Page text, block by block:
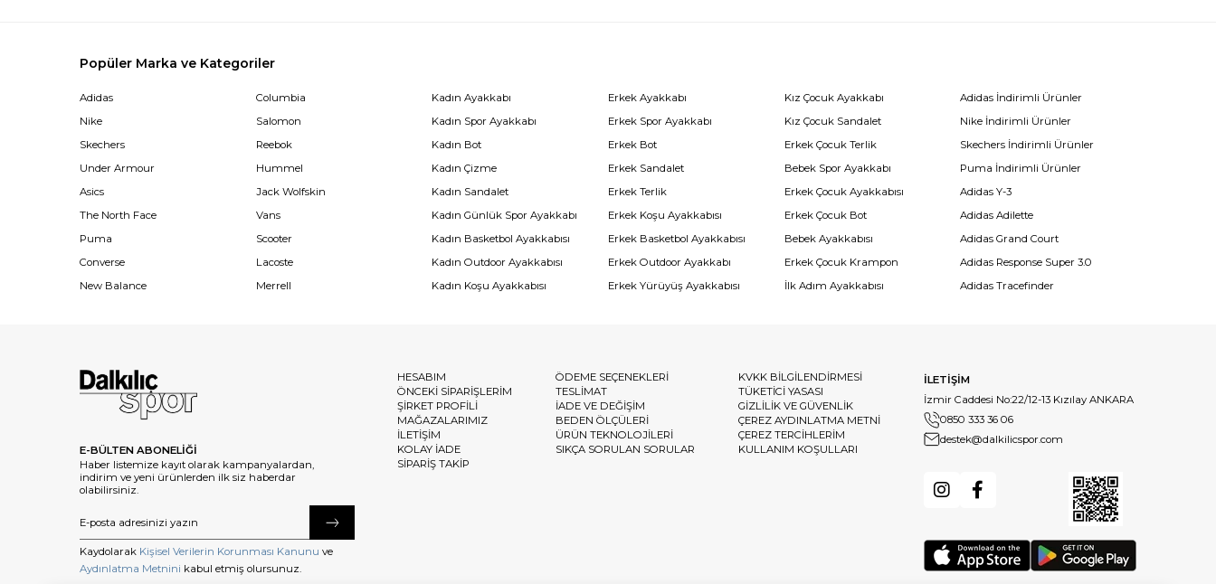
Popüler Marka ve Kategoriler
Adidas
Nike
Skechers
Under Armour
Asics
The North Face
Puma
Converse
New Balance
Columbia
Salomon
Reebok
Hummel
Jack Wolfskin
Vans
Scooter
Lacoste
Merrell
Kadın Ayakkabı
Kadın Spor Ayakkabı
Kadın Bot
Kadın Çizme
Kadın Sandalet
Kadın Günlük Spor Ayakkabı
Kadın Basketbol Ayakkabısı
Kadın Outdoor Ayakkabısı
Kadın Koşu Ayakkabısı
Erkek Ayakkabı
Erkek Spor Ayakkabı
Erkek Bot
Erkek Sandalet
Erkek Terlik
Erkek Koşu Ayakkabısı
Erkek Basketbol Ayakkabısı
Erkek Outdoor Ayakkabı
Erkek Yürüyüş Ayakkabısı
Kız Çocuk Ayakkabı
Kız Çocuk Sandalet
Erkek Çocuk Terlik
Bebek Spor Ayakkabı
Erkek Çocuk Ayakkabısı
Erkek Çocuk Bot
Bebek Ayakkabısı
Erkek Çocuk Krampon
İlk Adım Ayakkabısı
Adidas İndirimli Ürünler
Nike İndirimli Ürünler
Skechers İndirimli Ürünler
Puma İndirimli Ürünler
Adidas Y-3
Adidas Adilette
Adidas Grand Court
Adidas Response Super 3.0
Adidas Tracefinder
E-BÜLTEN ABONELİĞİ
Haber listemize kayıt olarak kampanyalardan,
indirim ve yeni ürünlerden ilk siz haberdar
olabilirsiniz.
Kaydolarak Kişisel Verilerin Korunması Kanunu ve
Aydınlatma Metnini kabul etmiş olursunuz.
HESABIM
ÖNCEKİ SİPARİŞLERİM
ŞİRKET PROFİLİ
MAĞAZALARIMIZ
İLETİŞİM
KOLAY İADE
SİPARİŞ TAKİP
ÖDEME SEÇENEKLERİ
TESLİMAT
İADE VE DEĞİŞİM
BEDEN ÖLÇÜLERİ
ÜRÜN TEKNOLOJİLERİ
SIKÇA SORULAN SORULAR
KVKK BİLGİLENDİRMESİ
TÜKETİCİ YASASI
GİZLİLİK VE GÜVENLİK
ÇEREZ AYDINLATMA METNİ
ÇEREZ TERCİHLERİM
KULLANIM KOŞULLARI
İLETİŞİM
İzmir Caddesi No:22/12-13 Kızılay ANKARA
0850 333 36 06
destek@dalkilicspor.com